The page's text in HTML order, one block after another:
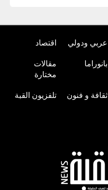
عربي ودولي اقتصاد
بانوراما
مقالات
مختارة
ثقافة و فنون تلفزيون القبة